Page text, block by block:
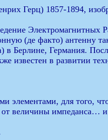
Герц) 1857-1894,
(де факто) антенну
Берлине, Германия.
известен в развитии
для того,
от величины импеданса…